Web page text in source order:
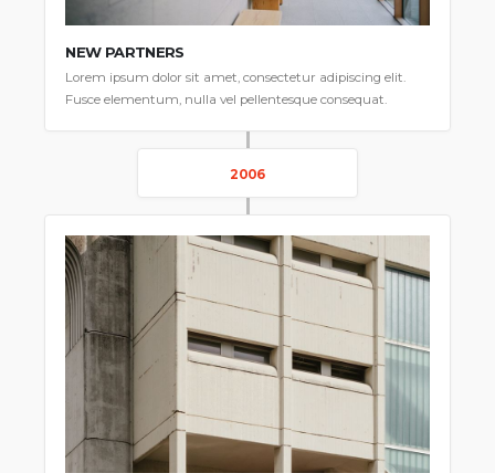
NEW PARTNERS
Lorem ipsum dolor sit amet, consectetur adipiscing elit.
Fusce elementum, nulla vel pellentesque consequat.
2006